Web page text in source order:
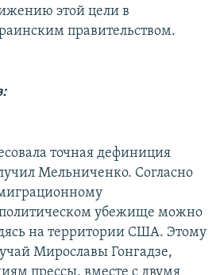
этой цели в
правительством.
точная дефиниция
Мельниченко. Согласно
политическом убежище можно
на территории США. Этому
Мирославы Гонгадзе,